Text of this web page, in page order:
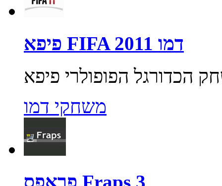
פיפא FIFA 2011 דמו
משחקי דמו